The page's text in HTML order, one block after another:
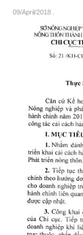
09/April/2018